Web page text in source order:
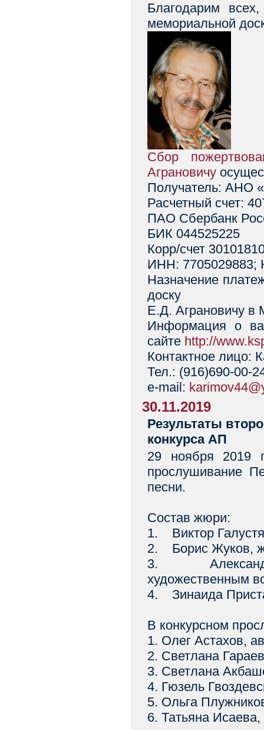
Благодарим
мемориальной
Сбор
Аграновичу
Получатель: АНО
Расчетный счет:
ПАО Сбербанк
БИК 044525225
Корр/счет
ИНН: 7705029883;
Назначение
доску
Е.Д. Аграновичу в
Информация о
сайте http://
Контактное лицо:
Тел.: (916)690-00-
e-mail:
30.11.2019
Результаты
конкурса АП
29 ноября 2019
прослушивание
песни.
Состав жюри:
1. Виктор
2. Борис Жуков,
3. Александр
художественным
4. Зинаида
В конкурсном
1. Олег Астахов,
2. Светлана
3. Светлана
4. Гюзель
5. Ольга
6. Татьяна Исаева,